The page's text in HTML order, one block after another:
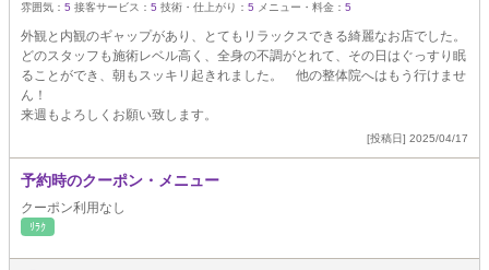
雰囲気： 5 接客サービス： 5 技術・仕上がり： 5 メニュー・料金： 5
外観と内観のギャップがあり、とてもリラックスできる綺麗なお店でした。
どのスタッフも施術レベル高く、全身の不調がとれて、その日はぐっすり眠
ることができ、朝もスッキリ起きれました。 他の整体院へはもう行けませ
ん！
来週もよろしくお願い致します。
[投稿日] 2025/04/17
予約時のクーポン・メニュー
クーポン利用なし
ﾘﾗｸ